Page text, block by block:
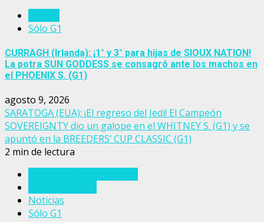
Sólo G1
CURRAGH (Irlanda): ¡1° y 3° para hijas de SIOUX NATION!
La potra SUN GODDESS se consagró ante los machos en
el PHOENIX S. (G1)
agosto 9, 2026
SARATOGA (EUA): ¡El regreso del Jedi! El Campeón
SOVEREIGNTY dio un galope en el WHITNEY S. (G1) y se
apuntó en la BREEDERS’ CUP CLASSIC (G1)
2 min de lectura
Noticias
Sólo G1